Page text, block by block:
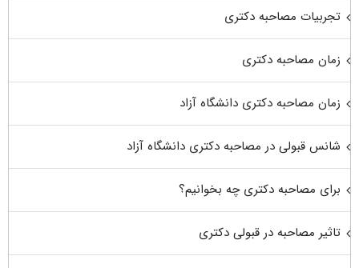
تجربیات مصاحبه دکتری
زمان مصاحبه دکتری
زمان مصاحبه دکتری دانشگاه آزاد
شانس قبولی در مصاحبه دکتری دانشگاه آزاد
برای مصاحبه دکتری چه بخوانیم؟
تاثیر مصاحبه در قبولی دکتری